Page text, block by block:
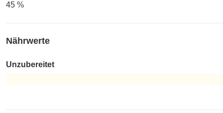
45 %
Nährwerte
Unzubereitet